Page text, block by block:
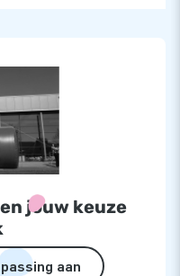
jouw keuze
aan